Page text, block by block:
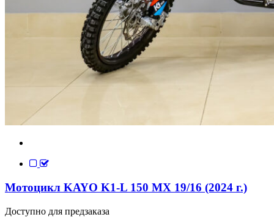
Мотоцикл KAYO K1-L 150 MX 19/16 (2024 г.)
Доступно для предзаказа